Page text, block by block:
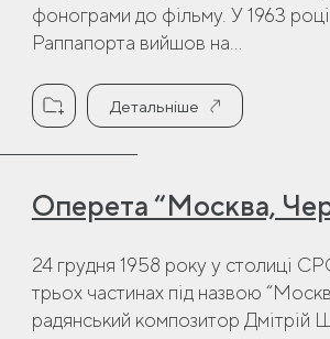
фонограми до фільму. У 1963
Раппапорта вийшов на...
Детальніше
Оперета “Москва,
24 грудня 1958 року у столиці
трьох частинах під назвою
радянський композитор Дмітрій